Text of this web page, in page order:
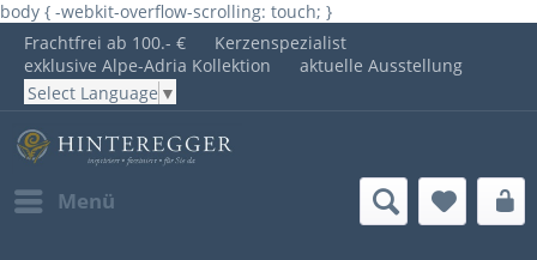
body { -webkit-overflow-scrolling: touch; }
Frachtfrei ab 100.- €
Kerzenspezialist
exklusive Alpe-Adria Kollektion
aktuelle Ausstellung
Select Language ▼
Menü